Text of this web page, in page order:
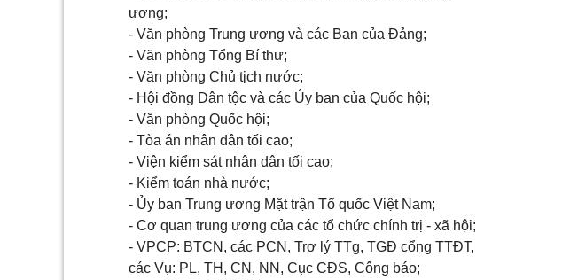
ương;
- Văn phòng Trung ương và các Ban của Đảng;
- Văn phòng Tổng Bí thư;
- Văn phòng Chủ tịch nước;
- Hội đồng Dân tộc và các Ủy ban của Quốc hội;
- Văn phòng Quốc hội;
- Tòa án nhân dân tối cao;
- Viện kiểm sát nhân dân tối cao;
- Kiểm toán nhà nước;
- Ủy ban Trung ương Mặt trận Tổ quốc Việt Nam;
- Cơ quan trung ương của các tổ chức chính trị - xã hội;
- VPCP: BTCN, các PCN, Trợ lý TTg, TGĐ cổng TTĐT,
các Vụ: PL, TH, CN, NN, Cục CĐS, Công báo;